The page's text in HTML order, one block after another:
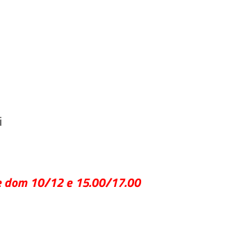
dom 10/12 e 15.00/17.00